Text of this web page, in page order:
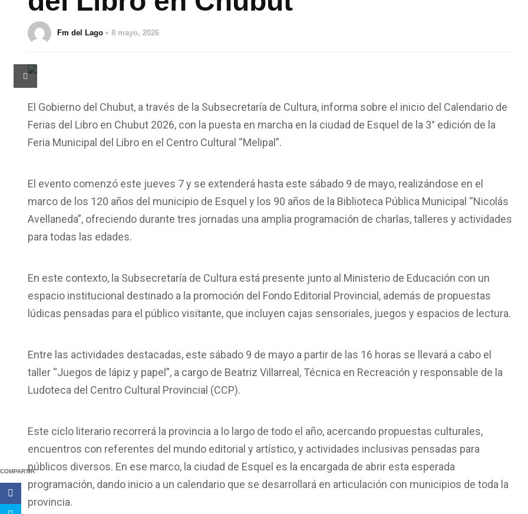
Fm del Lago 8 mayo, 2026
COMPARTIR
El Gobierno del Chubut, a través de la Subsecretaría de Cultura, informa sobre el inicio del Calendario de
Ferias del Libro en Chubut 2026, con la puesta en marcha en la ciudad de Esquel de la 3° edición de la
Feria Municipal del Libro en el Centro Cultural “Melipal”.
El evento comenzó este jueves 7 y se extenderá hasta este sábado 9 de mayo, realizándose en el
marco de los 120 años del municipio de Esquel y los 90 años de la Biblioteca Pública Municipal “Nicolás
Avellaneda”, ofreciendo durante tres jornadas una amplia programación de charlas, talleres y actividades
para todas las edades.
En este contexto, la Subsecretaría de Cultura está presente junto al Ministerio de Educación con un
espacio institucional destinado a la promoción del Fondo Editorial Provincial, además de propuestas
lúdicas pensadas para el público visitante, que incluyen cajas sensoriales, juegos y espacios de lectura.
Entre las actividades destacadas, este sábado 9 de mayo a partir de las 16 horas se llevará a cabo el
taller “Juegos de lápiz y papel”, a cargo de Beatriz Villarreal, Técnica en Recreación y responsable de la
Ludoteca del Centro Cultural Provincial (CCP).
Este ciclo literario recorrerá la provincia a lo largo de todo el año, acercando propuestas culturales,
encuentros con referentes del mundo editorial y artístico, y actividades inclusivas pensadas para
públicos diversos. En ese marco, la ciudad de Esquel es la encargada de abrir esta esperada
programación, dando inicio a un calendario que se desarrollará en articulación con municipios de toda la
provincia.